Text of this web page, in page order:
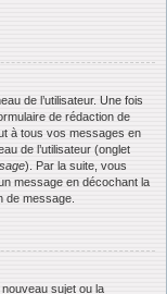
de l’utilisateur. Une fois
de rédaction de
à tous vos messages en
de l’utilisateur (onglet
). Par la suite, vous
message en décochant la
de message.
sujet ou la